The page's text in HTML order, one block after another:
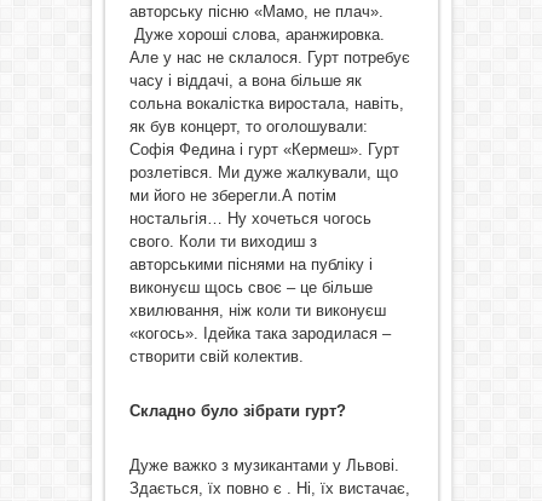
авторську пісню «Мамо, не плач».
Дуже хороші слова, аранжировка.
Але у нас не склалося. Гурт потребує
часу і віддачі, а вона більше як
сольна вокалістка виростала, навіть,
як був концерт, то оголошували:
Софія Федина і гурт «Кермеш». Гурт
розлетівся. Ми дуже жалкували, що
ми його не зберегли.А потім
ностальгія… Ну хочеться чогось
свого. Коли ти виходиш з
авторськими піснями на публіку і
виконуєш щось своє – це більше
хвилювання, ніж коли ти виконуєш
«когось». Ідейка така зародилася –
створити свій колектив.
Складно було зібрати гурт?
Дуже важко з музикантами у Львові.
Здається, їх повно є . Ні, їх вистачає,